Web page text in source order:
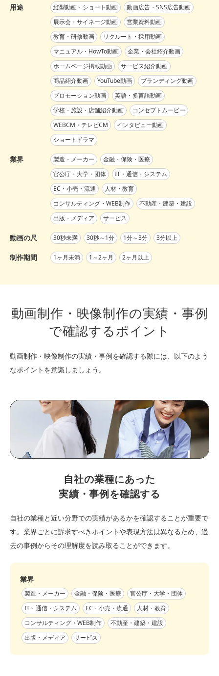
用途 縦型動画・ショート動画
動画広告・SNS広告動画
展示会・サイネージ動画
営業資料動画
教育・研修動画
リクルート・採用動画
マニュアル・HowTo動画
企業・会社紹介動画
ホームページ掲載動画
サービス紹介動画
商品紹介動画
YouTube動画
ブランディング動画
プロモーション動画
英語・多言語動画
学校・施設・店舗紹介動画
コンセプトムービー
WEBCM・テレビCM
インタビュー動画
ショートドラマ
業界 製造・メーカー
金融・保険・医療
官公庁・大学・団体
IT・通信・システム
EC・小売・流通
人材・教育
コンサルティング・WEB制作
不動産・建築・建設
出版・メディア
サービス
動画の尺 30秒未満 30秒～1分 1分～3分 3分以上
制作期間 1ヶ月未満 1～2ヶ月 2ヶ月以上
動画制作・映像制作の実績・事例
で確認するポイント
動画制作・映像制作の実績・事例を確認する際には、以下のよう
なポイントを意識しましょう。
自社の業種にあった
実績・事例を確認する
自社の業種と近い分野での実績があるかを確認することが重要で
す。業界ごとに訴求すべきポイントや表現方法は異なるため、過
去の事例からその理解度を読み取ることができます。
業界
製造・メーカー 金融・保険・医療
官公庁・大学・団体
IT・通信・システム
EC・小売・流通
人材・教育
コンサルティング・WEB制作
不動産・建築・建設
出版・メディア
サービス